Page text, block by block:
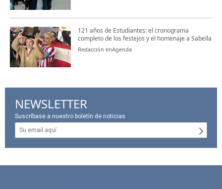
121 años de Estudiantes: el cronograma
completo de los festejos y el homenaje a Sabella
Redacción enAgenda
NEWSLETTER
Suscríbase a nuestro boletín de noticias